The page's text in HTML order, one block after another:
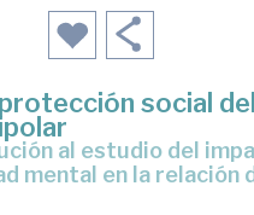
social del
mental en la relación